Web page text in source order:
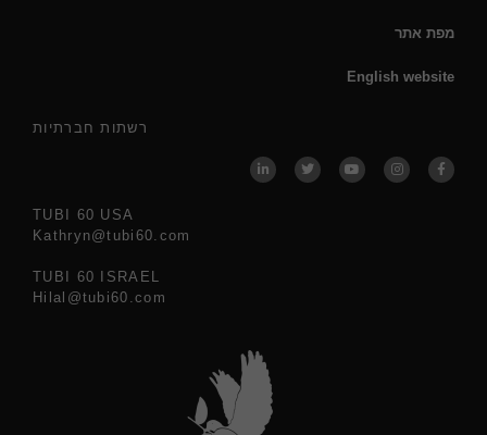
רשתות חברתיות
TUBI 60 USA
Kathryn@tubi60.com
TUBI 60 ISRAEL
Hilal@tubi60.com
מפת אתר
English website